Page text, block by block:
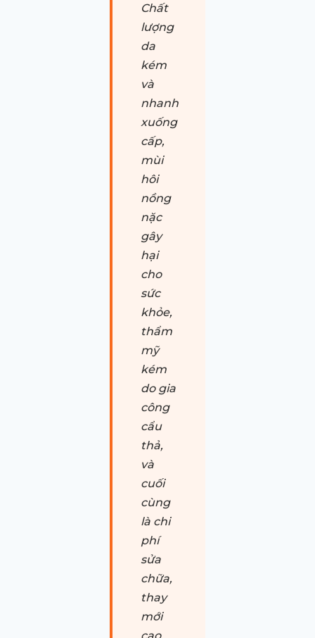
Chất
lượng
da
kém
và
nhanh
xuống
cấp,
mùi
hôi
nồng
nặc
gây
hại
cho
sức
khỏe,
thẩm
mỹ
kém
do gia
công
cẩu
thả,
và
cuối
cùng
là chi
phí
sửa
chữa,
thay
mới
cao